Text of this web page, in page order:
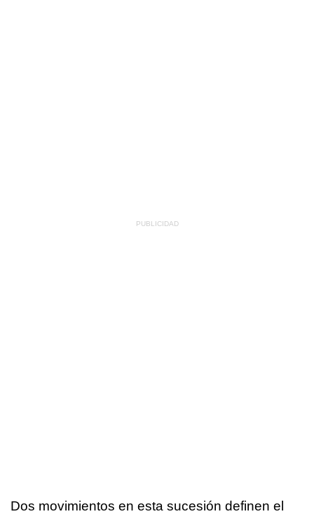
Dos movimientos en esta sucesión definen el